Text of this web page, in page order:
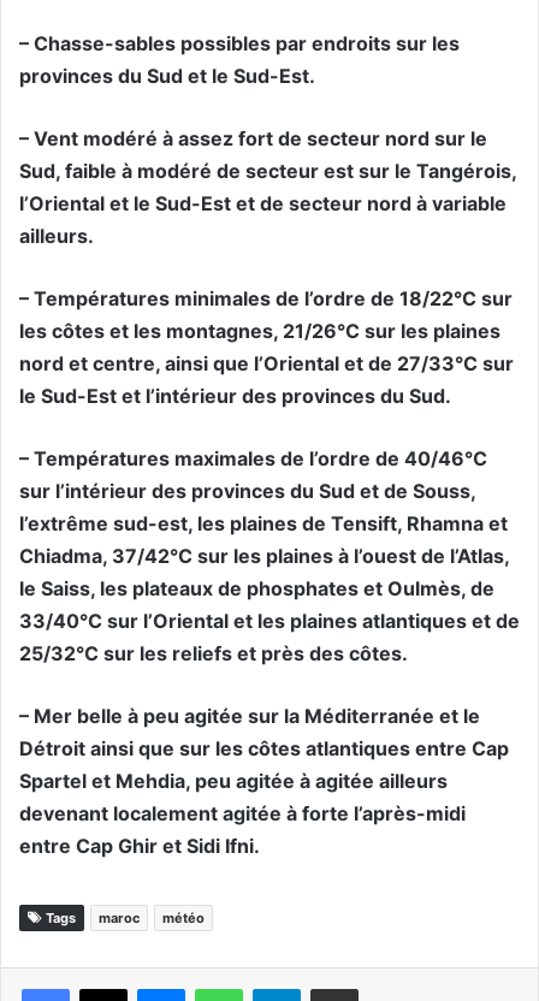
– Chasse-sables possibles par endroits sur les
provinces du Sud et le Sud-Est.
– Vent modéré à assez fort de secteur nord sur le
Sud, faible à modéré de secteur est sur le Tangérois,
l’Oriental et le Sud-Est et de secteur nord à variable
ailleurs.
– Températures minimales de l’ordre de 18/22°C sur
les côtes et les montagnes, 21/26°C sur les plaines
nord et centre, ainsi que l’Oriental et de 27/33°C sur
le Sud-Est et l’intérieur des provinces du Sud.
– Températures maximales de l’ordre de 40/46°C
sur l’intérieur des provinces du Sud et de Souss,
l’extrême sud-est, les plaines de Tensift, Rhamna et
Chiadma, 37/42°C sur les plaines à l’ouest de l’Atlas,
le Saiss, les plateaux de phosphates et Oulmès, de
33/40°C sur l’Oriental et les plaines atlantiques et de
25/32°C sur les reliefs et près des côtes.
– Mer belle à peu agitée sur la Méditerranée et le
Détroit ainsi que sur les côtes atlantiques entre Cap
Spartel et Mehdia, peu agitée à agitée ailleurs
devenant localement agitée à forte l’après-midi
entre Cap Ghir et Sidi Ifni.
Tags maroc météo
WhatsApp Telegram